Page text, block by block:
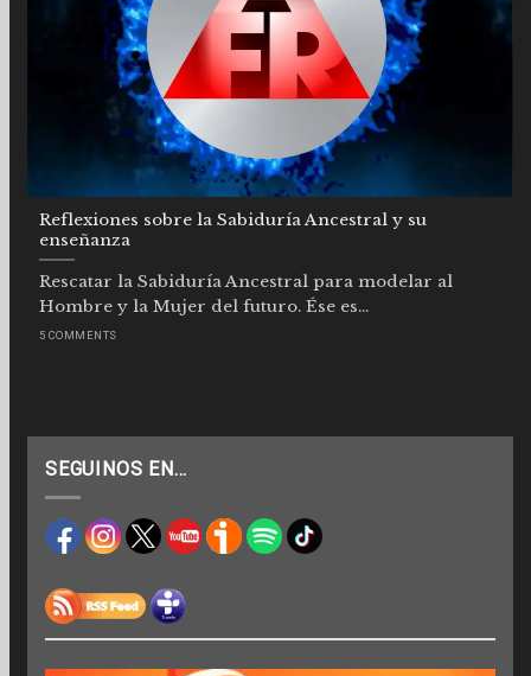
Reflexiones sobre la Sabiduría Ancestral y su
enseñanza
Rescatar la Sabiduría Ancestral para modelar al
Hombre y la Mujer del futuro. Ése es...
5 COMMENTS
SEGUINOS EN…